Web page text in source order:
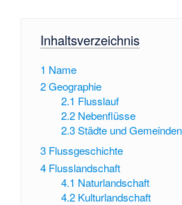
Inhaltsverzeichnis
1 Name
2Geographie
2.1 Flusslauf
2.2 Nebenflüsse
2.3 Städte und
3 Flussgeschichte
4 Flusslandschaft
4.1 Naturlandschaft
4.2 Kulturlandschaft